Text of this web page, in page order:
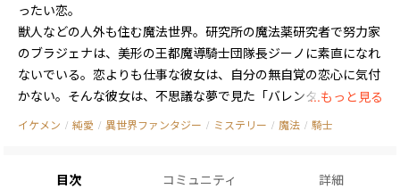
ったい恋。
獣人などの人外も住む魔法世界。研究所の魔法薬研究者で努力家
のブラジェナは、美形の王都魔導騎士団隊長ジーノに素直になれ
ないでいる。恋よりも仕事な彼女は、自分の無自覚の恋心に気付
かない。そんな彼女は、不思議な夢で見た「バレンタイン」につ
いて彼に話した。
...もっと見る
イケメン / 純愛 / 異世界ファンタジー / ミステリー / 魔法 / 騎士
目次 コミュニティ 詳細